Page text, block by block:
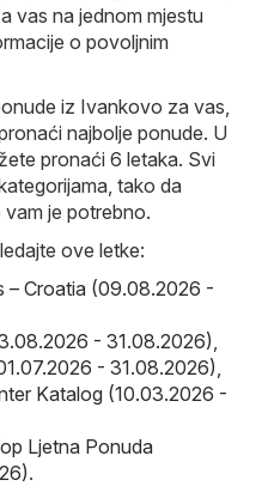
vas na jednom mjestu
o povoljnim
iz Ivankovo za vas,
najbolje ponude. U
pronaći 6 letaka. Svi
tako da
je potrebno.
ove letke:
– Croatia (09.08.2026 -
- 31.08.2026)
- 31.08.2026)
Katalog (10.03.2026 -
Ljetna Ponuda
.